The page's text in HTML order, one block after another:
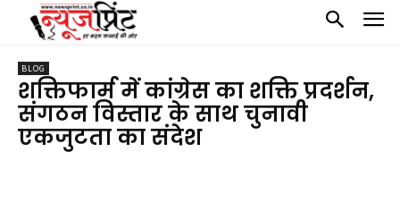
BLOG
शक्तिफार्म में कांग्रेस का शक्ति प्रदर्शन,
संगठन विस्तार के साथ चुनावी
एकजुटता का संदेश